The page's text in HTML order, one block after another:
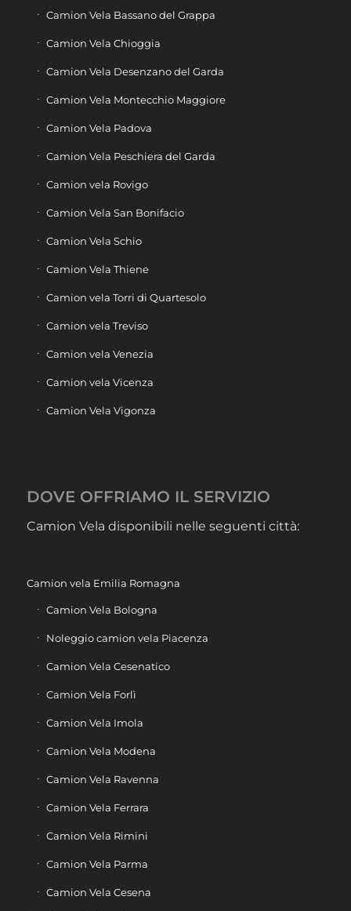
Camion Vela Bassano del Grappa
Camion Vela Chioggia
Camion Vela Desenzano del Garda
Camion Vela Montecchio Maggiore
Camion Vela Padova
Camion Vela Peschiera del Garda
Camion vela Rovigo
Camion Vela San Bonifacio
Camion Vela Schio
Camion Vela Thiene
Camion vela Torri di Quartesolo
Camion vela Treviso
Camion vela Venezia
Camion vela Vicenza
Camion Vela Vigonza
DOVE OFFRIAMO IL SERVIZIO
Camion Vela disponibili nelle seguenti città:
Camion vela Emilia Romagna
Camion Vela Bologna
Noleggio camion vela Piacenza
Camion Vela Cesenatico
Camion Vela Forlì
Camion Vela Imola
Camion Vela Modena
Camion Vela Ravenna
Camion Vela Ferrara
Camion Vela Rimini
Camion Vela Parma
Camion Vela Cesena